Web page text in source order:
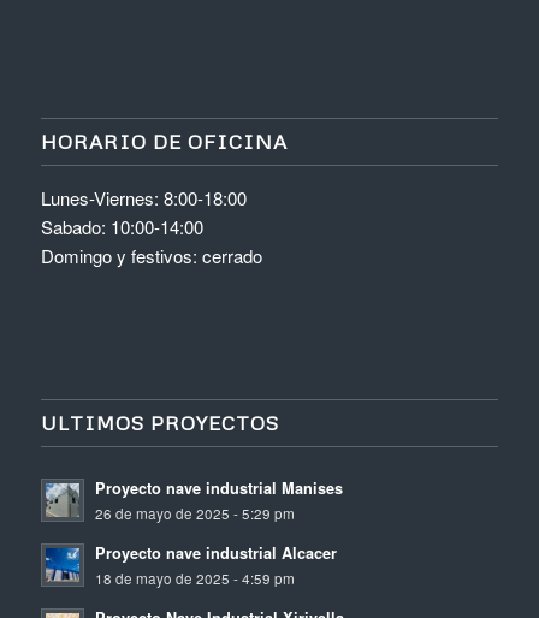
HORARIO DE OFICINA
Lunes-Viernes: 8:00-18:00
Sabado: 10:00-14:00
Domingo y festivos: cerrado
ULTIMOS PROYECTOS
Proyecto nave industrial Manises
26 de mayo de 2025 - 5:29 pm
Proyecto nave industrial Alcacer
18 de mayo de 2025 - 4:59 pm